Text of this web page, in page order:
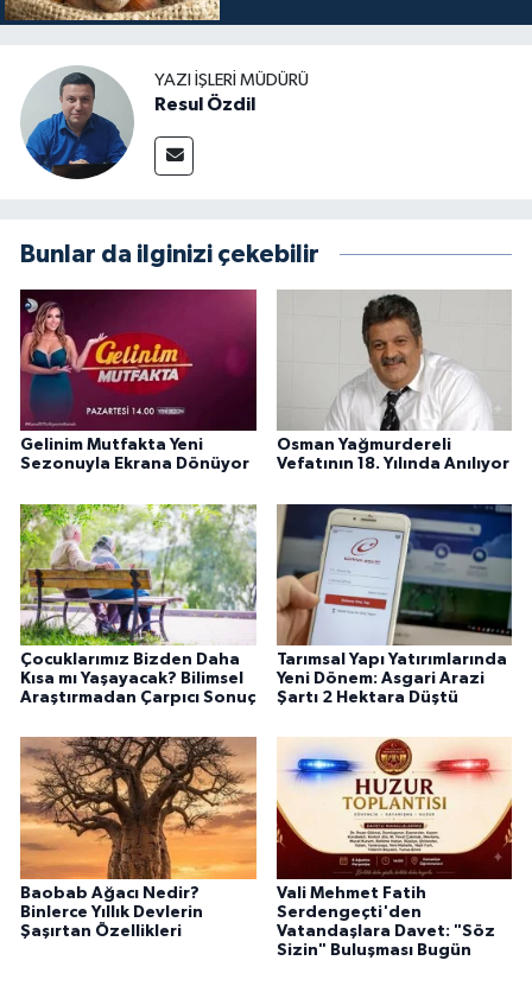
YAZI İŞLERI MÜDÜRÜ
Resul Özdil
Bunlar da ilginizi çekebilir
Gelinim Mutfakta Yeni
Sezonuyla Ekrana Dönüyor
Osman Yağmurdereli
Vefatının 18. Yılında Anılıyor
Çocuklarımız Bizden Daha
Kısa mı Yaşayacak? Bilimsel
Araştırmadan Çarpıcı Sonuç
Tarımsal Yapı Yatırımlarında
Yeni Dönem: Asgari Arazi
Şartı 2 Hektara Düştü
Baobab Ağacı Nedir?
Binlerce Yıllık Devlerin
Şaşırtan Özellikleri
Vali Mehmet Fatih
Serdengeçti'den
Vatandaşlara Davet: "Söz
Sizin" Buluşması Bugün